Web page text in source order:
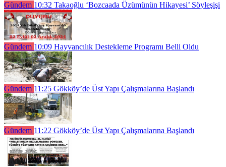
Gündem 10:32 Takaoğlu ‘Bozcaada Üzümünün Hikayesi’ Söyleşişi
Gündem 10:09 Hayvancılık Destekleme Programı Belli Oldu
Gündem 11:25 Gökköy’de Üst Yapı Çalışmalarına Başlandı
Gündem 11:22 Gökköy’de Üst Yapı Çalışmalarına Başlandı